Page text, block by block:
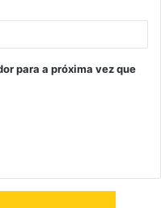
para a próxima vez que